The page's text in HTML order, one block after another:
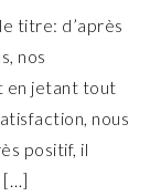
titre: d’après
nos
en jetant tout
nous
positif, il
[…]